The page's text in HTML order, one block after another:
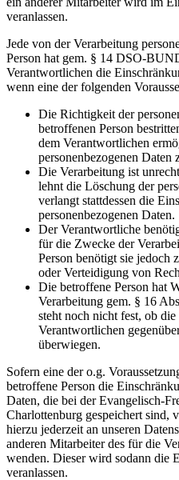
veranlassen.
Jede von der Verarbeitung
Person hat gem. § 14 DSO-
Verantwortlichen die
wenn eine der folgenden
Die Richtigkeit der
betroffenen Person
dem Verantwortlichen
personenbezogenen Daten
Die Verarbeitung ist
lehnt die Löschung der
verlangt stattdessen die
personenbezogenen Daten.
Der Verantwortliche
für die Zwecke der
Person benötigt sie jedoch
oder Verteidigung von
Die betroffene Person hat
Verarbeitung gem. § 16
steht noch nicht fest, ob
Verantwortlichen
überwiegen.
Sofern eine der o.g.
betroffene Person die
Daten, die bei der Evangelisch-
Charlottenburg gespeichert sind,
hierzu jederzeit an unseren
anderen Mitarbeiter des für die
wenden. Dieser wird sodann die
veranlassen.